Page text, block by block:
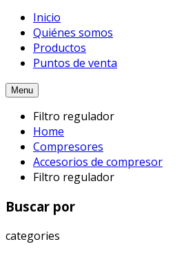
Inicio
Quiénes somos
Productos
Puntos de venta
Menu
Filtro regulador
Home
Compresores
Accesorios de compresor
Filtro regulador
Buscar por
categories